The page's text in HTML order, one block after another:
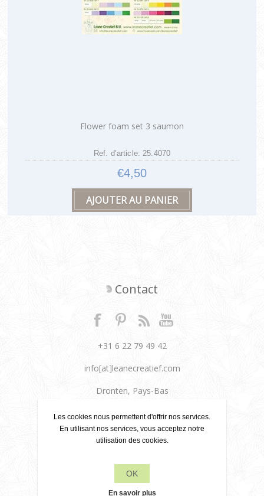
Flower foam set 3 saumon
Ref. d’article: 25.4070
€4,50
Contact
+31 6 22 79 49 42
info[at]leanecreatief.com
Dronten, Pays-Bas
Leane Creatief
Politique de confidentialité
À propos de nous
Conditions de livraison
Les cookies nous permettent d'offrir nos services.
En utilisant nos services, vous acceptez notre
utilisation des cookies.
OK
En savoir plus